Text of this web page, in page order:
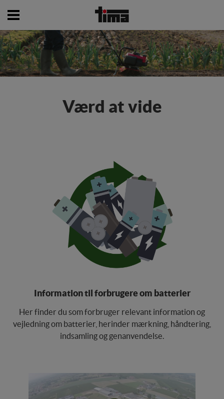
Værd at vide
Information til forbrugere om batterier
Her finder du som forbruger relevant information og
vejledning om batterier, herinder mærkning, håndtering,
indsamling og genanvendelse.